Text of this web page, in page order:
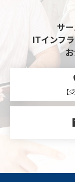
サ
ITインフ
【